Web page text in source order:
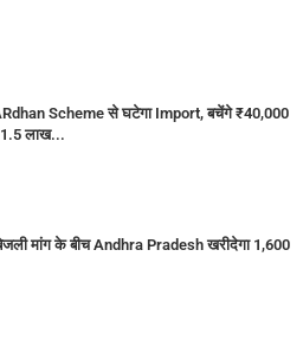
Scheme से घटेगा Import, बचेंगे ₹40,000
लाख...
मांग के बीच Andhra Pradesh खरीदेगा 1,600